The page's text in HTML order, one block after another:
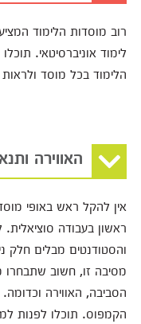
רוב מוסדות הלימוד
לימוד אוניברסיטאי.
הלימוד בכל מוסד
האווירה
אין להקל ראש באופי
ראשון בעבודה סוציאלית.
והסטודנטים מבלים חלק
מסיבה זו, חשוב שתבחרו
הסביבה, האווירה
הקמפוס. תוכלו לפנות